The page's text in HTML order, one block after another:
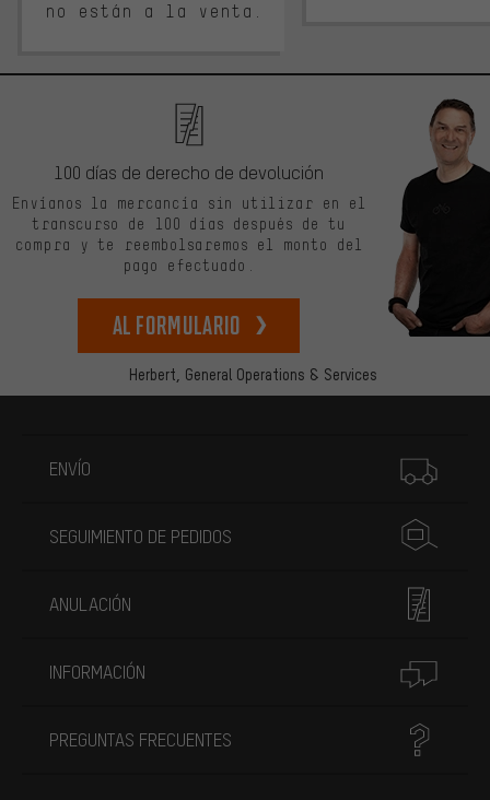
no están a la venta.
Herbert, General Operations & Services
100 días de derecho de devolución
Envíanos la mercancía sin utilizar en el
transcurso de 100 días después de tu
compra y te reembolsaremos el monto del
pago efectuado.
Al formulario
ENVÍO
SEGUIMIENTO DE PEDIDOS
ANULACIÓN
INFORMACIÓN
PREGUNTAS FRECUENTES